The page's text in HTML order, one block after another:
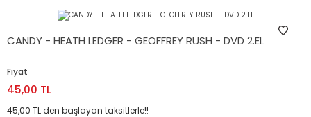
CANDY - HEATH LEDGER - GEOFFREY RUSH - DVD 2.EL
Fiyat
45,00 TL
45,00 TL den başlayan taksitlerle!!